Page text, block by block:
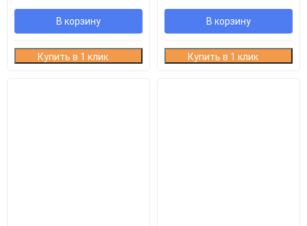
В корзину
Купить в 1 клик
В корзину
Купить в 1 клик